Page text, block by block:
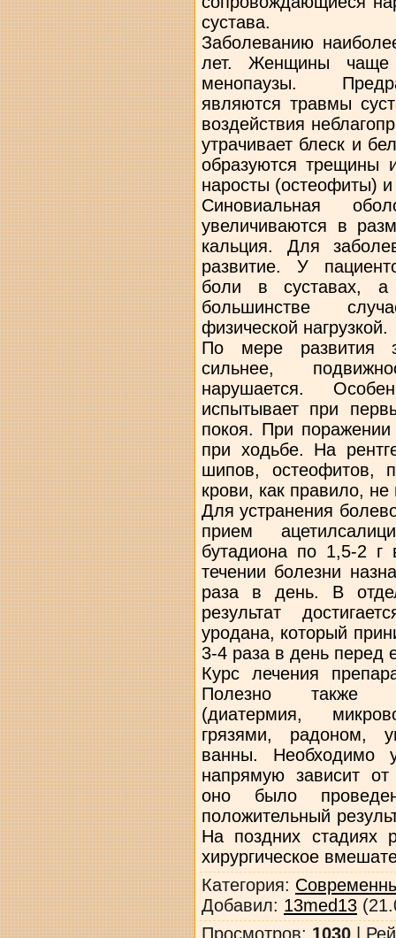
сустава.
Заболеванию
лет. Женщины чаще
менопаузы.
являются травмы
воздействия
утрачивает блеск и
образуются трещины
наросты (остеофиты)
Синовиальная
увеличиваются в
кальция. Для
развитие. У
боли в суставах, а
большинстве
физической нагрузкой.
По мере развития
сильнее,
нарушается.
испытывает при
покоя. При
при ходьбе. На
шипов, остеофитов,
крови, как правило,
Для устранения
прием
бутадиона по 1,5-2
течении болезни
раза в день. В
результат
уродана, который
3-4 раза в день перед
Курс лечения
Полезно также
(диатермия,
грязями, радоном,
ванны. Необходимо
напрямую зависит от
оно было
положительный
На поздних стадиях
хирургическое
Категория:
Добавил: 13med13
Просмотров: 1030|